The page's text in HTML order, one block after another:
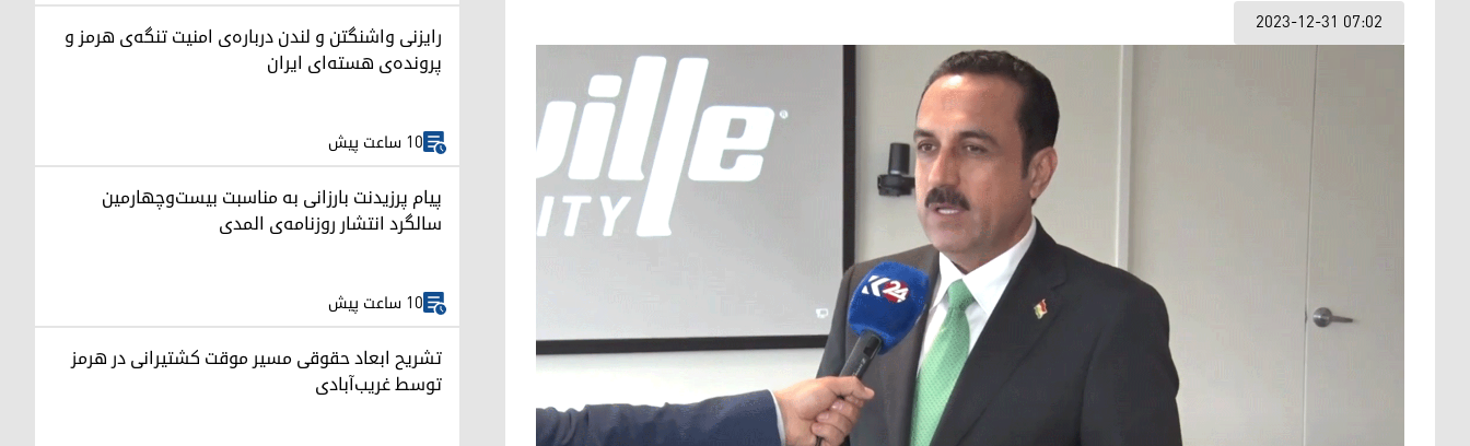
2023-12-31 07:02 رایزنی واشنگتن و لندن درباره‌ی امنیت تنگه‌ی هرمز و
پرونده‌ی هسته‌ای ایران
10 ساعت پیش
پیام پرزیدنت بارزانی به مناسبت بیست‌وچهارمین
سالگرد انتشار روزنامه‌ی المدی
10 ساعت پیش
تشریح ابعاد حقوقی مسیر موقت کشتیرانی در هرمز
توسط غریب‌آبادی